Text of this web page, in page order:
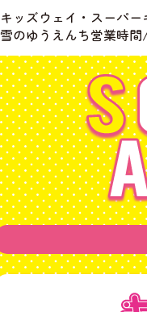
キッズウェイ・スーパ
雪のゆうえんち営業時間